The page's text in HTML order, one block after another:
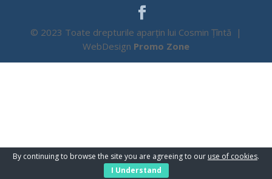
© 2023 Toate drepturile aparțin lui Cosmin Țîntă |
WebDesign Promo Zone
By continuing to browse the site you are agreeing to our use of cookies.
I Understand